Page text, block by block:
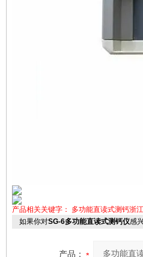
产品相关关键字： 多功能直读式测钙浙江
如果你对SG-6多功能直读式测钙仪感
产品：